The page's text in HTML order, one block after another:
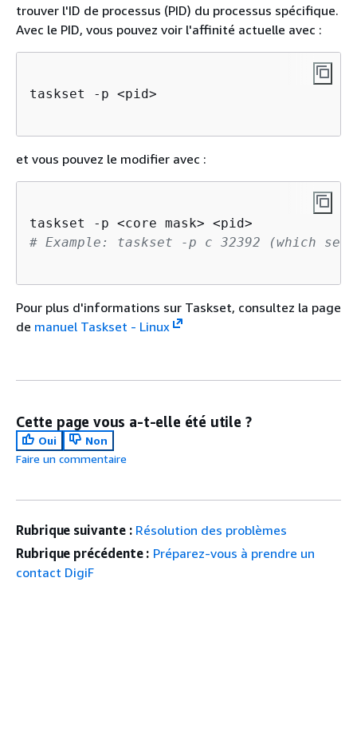
trouver l'ID de processus (PID) du processus spécifique.
Avec le PID, vous pouvez voir l'affinité actuelle avec :
taskset -p <pid>
et vous pouvez le modifier avec :
# Example: taskset -p c 32392 (which
Pour plus d'informations sur Taskset, consultez la page
de manuel Taskset - Linux
Cette page vous a-t-elle été utile ?
Oui
Non
Faire un commentaire
Rubrique suivante : Résolution des problèmes
Rubrique précédente : Préparez-vous à prendre un
contact DigiF